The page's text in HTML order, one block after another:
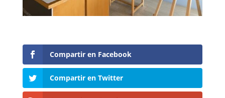
Compartir en Facebook
Compartir en Twitter